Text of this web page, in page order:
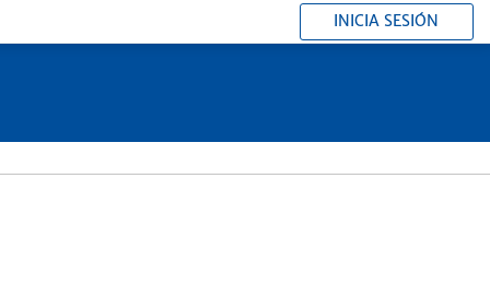
INICIA SESIÓN